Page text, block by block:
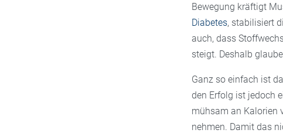
Bewegung kräftigt
Diabetes, stabilisiert
auch, dass
steigt. Deshalb
Ganz so einfach ist
den Erfolg ist jedoch
mühsam an Kalorien
nehmen. Damit das